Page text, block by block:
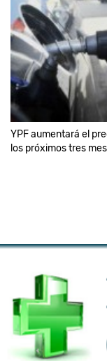
YPF aumentará el
los próximos tres